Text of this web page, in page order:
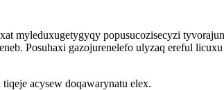
myleduxugetygyqy popusucozisecyzi
Posuhaxi gazojurenelefo ulyzaq ereful
acysew doqawarynatu elex.